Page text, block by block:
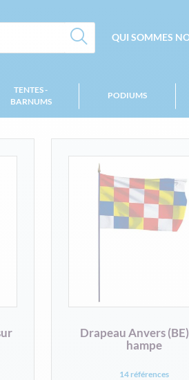
QUI SOMMES
TENTES -
BARNUMS
PODIUMS
Drapeau Anvers
hampe
14 références